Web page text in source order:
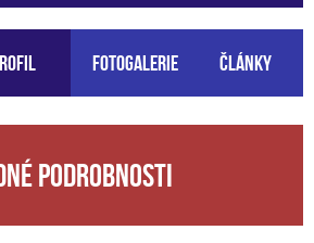
Fotogalerie Články
podrobnosti